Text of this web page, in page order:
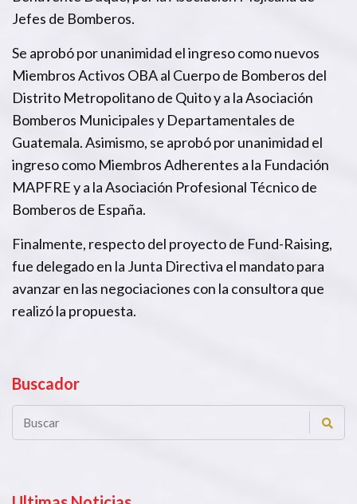
Jefes de Bomberos.
Se aprobó por unanimidad el ingreso como nuevos
Miembros Activos OBA al Cuerpo de Bomberos del
Distrito Metropolitano de Quito y a la Asociación
Bomberos Municipales y Departamentales de
Guatemala. Asimismo, se aprobó por unanimidad el
ingreso como Miembros Adherentes a la Fundación
MAPFRE y a la Asociación Profesional Técnico de
Bomberos de España.
Finalmente, respecto del proyecto de Fund-Raising,
fue delegado en la Junta Directiva el mandato para
avanzar en las negociaciones con la consultora que
realizó la propuesta.
Buscador